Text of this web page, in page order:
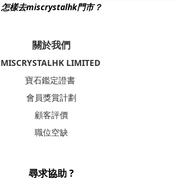
怎樣去miscrystalhk門市？
關於我們
MISCRYSTALHK LIMITED
寶石鑑定證書
會員獎賞計劃
顧客評價
職位空缺
尋求協助 ?